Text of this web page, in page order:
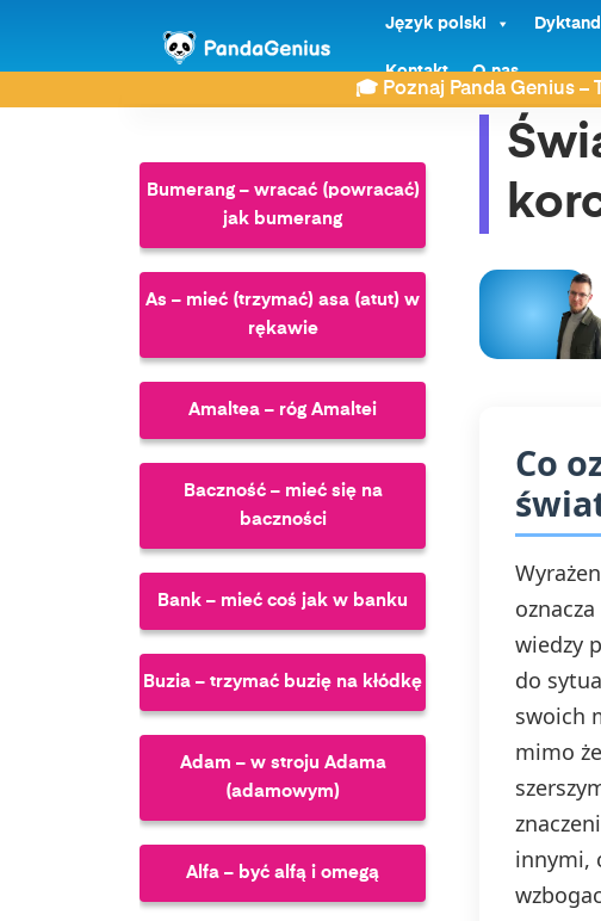
Język polski
Kontakt O nas
🎓 Poznaj Panda Genius
ZDAY Słownik związków frazeologicznych Światło
Bumerang – wracać (powracać)
jak bumerang
As – mieć (trzymać) asa (atut) w
rękawie
Amaltea – róg Amaltei
Baczność – mieć się na
baczności
Bank – mieć coś jak w banku
Buzia – trzymać buzię na kłódkę
Adam – w stroju Adama
(adamowym)
Alfa – być alfą i omegą
Co
wiedzy
do
swoich
mimo
innymi,